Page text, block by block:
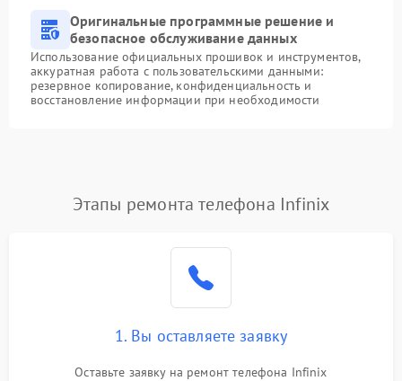
Оригинальные программные решение и
безопасное обслуживание данных
Использование официальных прошивок и инструментов,
аккуратная работа с пользовательскими данными:
резервное копирование, конфиденциальность и
восстановление информации при необходимости
Этапы ремонта телефона Infinix
1. Вы оставляете заявку
Оставьте заявку на ремонт телефона Infinix